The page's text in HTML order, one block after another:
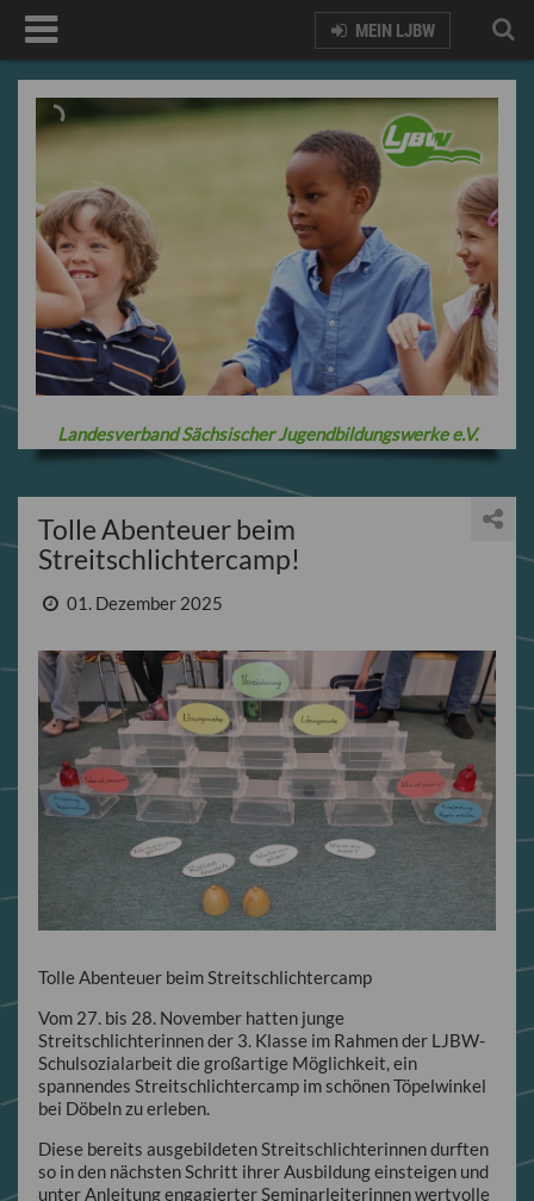
MEIN LJBW
Landesverband Sächsischer Jugendbildungswerke e.V.
Tolle Abenteuer beim
Streitschlichtercamp!
01. Dezember 2025
Tolle Abenteuer beim Streitschlichtercamp
Vom 27. bis 28. November hatten junge
Streitschlichterinnen der 3. Klasse im Rahmen der LJBW-
Schulsozialarbeit die großartige Möglichkeit, ein
spannendes Streitschlichtercamp im schönen Töpelwinkel
bei Döbeln zu erleben.
Diese bereits ausgebildeten Streitschlichterinnen durften
so in den nächsten Schritt ihrer Ausbildung einsteigen und
unter Anleitung engagierter Seminarleiterinnen wertvolle